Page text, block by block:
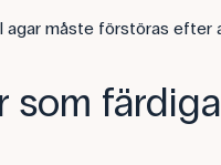
agar måste förstöras efter
som